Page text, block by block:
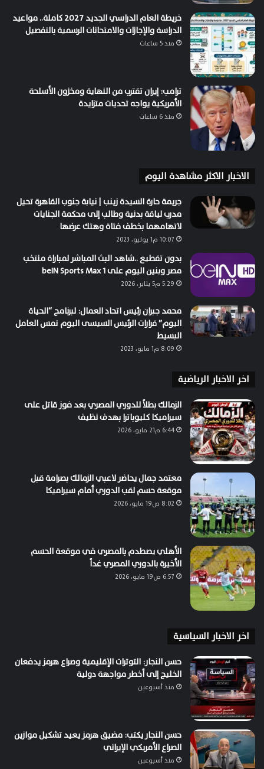
خريطة العام الدراسي الجديد 2027 كاملة.. مواعيد
الدراسة والإجازات والامتحانات الرسمية بالتفصيل
منذ 5 ساعات
ترامب: إيران تقترب من النهاية ومخزون الأسلحة
الأمريكية يواجه تحديات متزايدة
منذ 6 ساعات
الاخبار الاكثر مشاهدة اليوم
جريمة حارة السيدة زينب | نيابة جنوب القاهرة تحيل
مدرب لياقة بدنية وطالب إلى محكمة الجنايات
لاتهامهما بخطف فتاة وهتك عرضها
10:07 م1 يوليو، 2023
بدون تقطيع ..شاهد البث المباشر لمباراة منتخب
مصر وبنين اليوم على beIN Sports Max 1
5:29 م5 يناير، 2026
محمد جبران رئيس اتحاد العمال: لبرنامج “الحياة
اليوم” قرارات الرئيس السيسى اليوم تمس العامل
البسيط
8:09 م1 مايو، 2023
اخر الاخبار الرياضية
الزمالك بطلاً للدوري المصري بعد فوز قاتل على
سيراميكا كليوباترا بهدف نظيف
6:44 م21 مايو، 2026
معتمد جمال يحاضر لاعبي الزمالك بصرامة قبل
موقعة حسم لقب الدوري أمام سيراميكا
8:02 ص19 مايو، 2026
الأهلي يصطدم بالمصري في موقعة الحسم
الأخيرة بالدوري المصري غداً
6:57 ص19 مايو، 2026
اخر الاخبار السياسية
حسن النجار: التوترات الإقليمية وصراع هرمز يدفعان
الخليج إلى أخطر مواجهة دولية
منذ أسبوعين
حسن النجار يكتب: مضيق هرمز يعيد تشكيل موازين
الصراع الأمريكي الإيراني
منذ أسبوعين